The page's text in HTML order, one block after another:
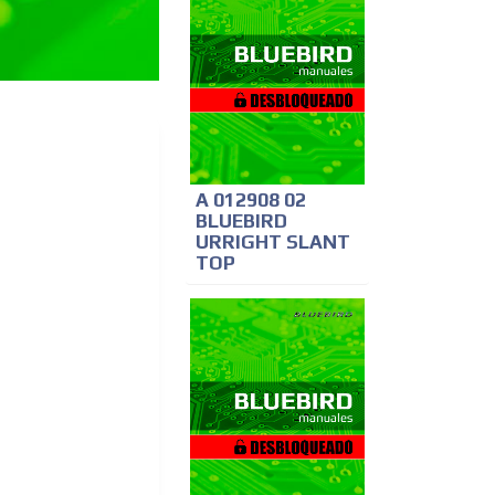
A 012908 02
BLUEBIRD
URRIGHT SLANT
TOP